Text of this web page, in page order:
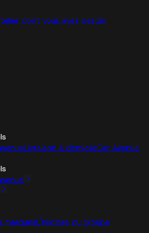
dont vous avez besoin
Livraison à domicileCar Avenue
marquesL'histoire du groupe